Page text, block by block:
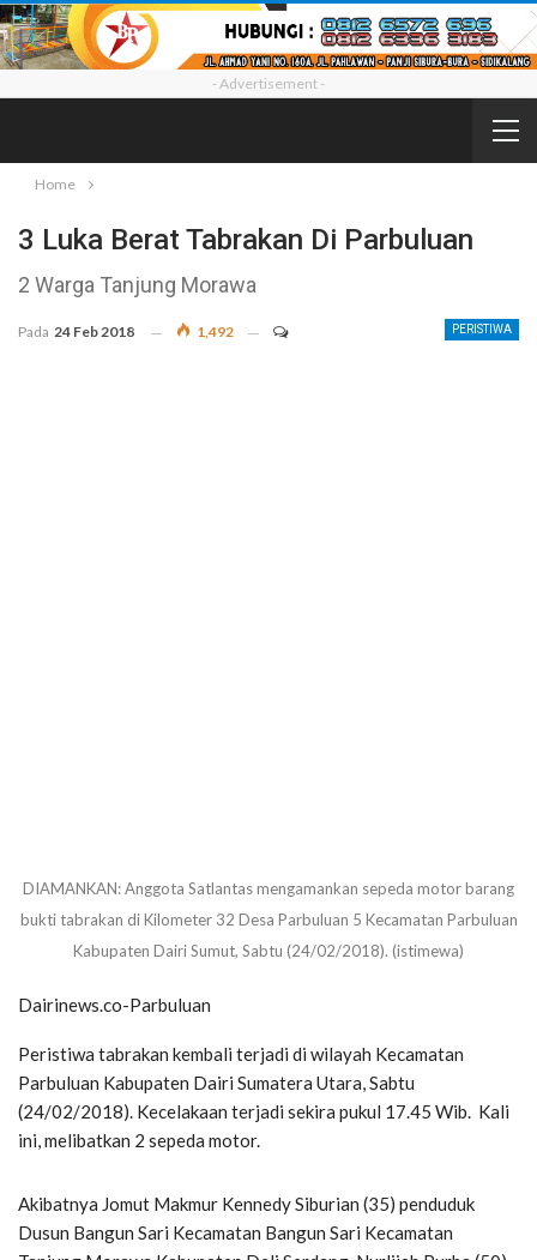
- Advertisement -
Home
3 Luka Berat Tabrakan Di Parbuluan
2 Warga Tanjung Morawa
PERISTIWA
Pada 24 Feb 2018 1,492
DIAMANKAN: Anggota Satlantas mengamankan sepeda motor barang
bukti tabrakan di Kilometer 32 Desa Parbuluan 5 Kecamatan Parbuluan
Kabupaten Dairi Sumut, Sabtu (24/02/2018). (istimewa)
Dairinews.co-Parbuluan
Peristiwa tabrakan kembali terjadi di wilayah Kecamatan
Parbuluan Kabupaten Dairi Sumatera Utara, Sabtu
(24/02/2018). Kecelakaan terjadi sekira pukul 17.45 Wib. Kali
ini, melibatkan 2 sepeda motor.
Akibatnya Jomut Makmur Kennedy Siburian (35) penduduk
Dusun Bangun Sari Kecamatan Bangun Sari Kecamatan